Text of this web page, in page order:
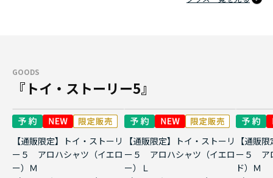
GOODS
『トイ・ストーリー5』
【通販限定】トイ・ストーリ
ー５ アロハシャツ（イエロ
ー）Ｍ
【通販限定】トイ・ストーリ
ー５ アロハシャツ（イエロ
ー）Ｌ
【通販
ー５ ア
ド）Ｍ